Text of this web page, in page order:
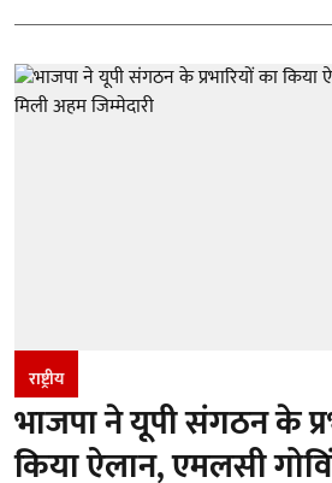
राष्ट्रीय
भाजपा ने यूपी संगठन के
किया ऐलान, एमलसी